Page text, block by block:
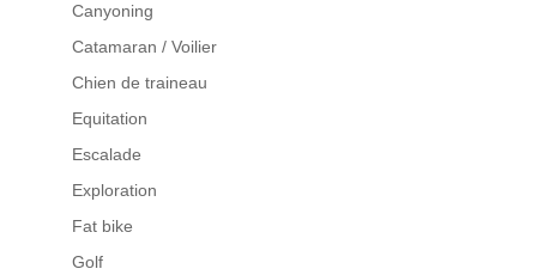
Canyoning
Catamaran / Voilier
Chien de traineau
Equitation
Escalade
Exploration
Fat bike
Golf